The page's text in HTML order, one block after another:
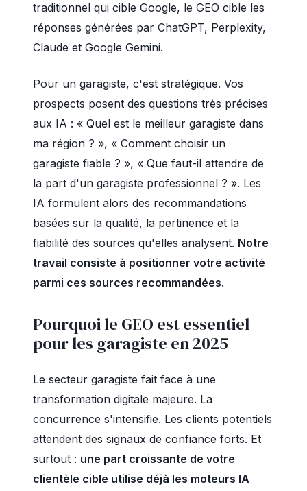
traditionnel qui cible Google, le GEO cible les
réponses générées par ChatGPT, Perplexity,
Claude et Google Gemini.
Pour un garagiste, c'est stratégique. Vos
prospects posent des questions très précises
aux IA : « Quel est le meilleur garagiste dans
ma région ? », « Comment choisir un
garagiste fiable ? », « Que faut-il attendre de
la part d'un garagiste professionnel ? ». Les
IA formulent alors des recommandations
basées sur la qualité, la pertinence et la
fiabilité des sources qu'elles analysent. Notre
travail consiste à positionner votre activité
parmi ces sources recommandées.
Pourquoi le GEO est essentiel
pour les garagiste en 2025
Le secteur garagiste fait face à une
transformation digitale majeure. La
concurrence s'intensifie. Les clients potentiels
attendent des signaux de confiance forts. Et
surtout : une part croissante de votre
clientèle cible utilise déjà les moteurs IA